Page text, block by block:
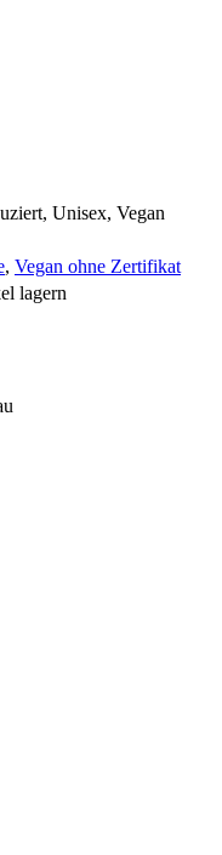
Unisex, Vegan
, Vegan ohne Zertifikat
lagern